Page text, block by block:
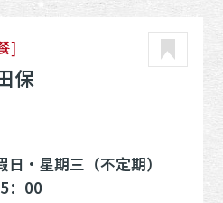
]
保
・星期三（不定期）
：00